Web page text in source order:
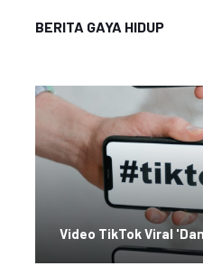
BERITA GAYA HIDUP
Video TikTok Viral